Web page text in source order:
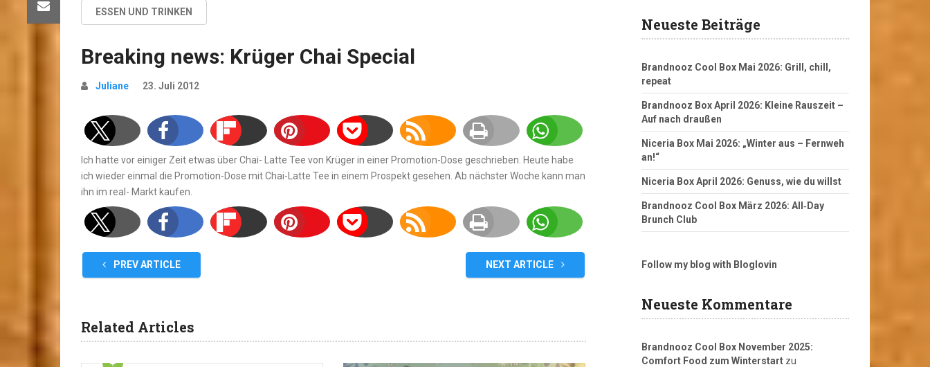
ESSEN UND TRINKEN
Breaking news: Krüger Chai Special
Juliane 23. Juli 2012
Ich hatte vor einiger Zeit etwas über Chai- Latte Tee von Krüger in einer Promotion-Dose geschrieben. Heute habe
ich wieder einmal die Promotion-Dose mit Chai-Latte Tee in einem Prospekt gesehen. Ab nächster Woche kann man
ihn im real- Markt kaufen.
PREV ARTICLE NEXT ARTICLE
Related Articles
Neueste Beiträge
Brandnooz Cool Box Mai 2026: Grill, chill,
repeat
Brandnooz Box April 2026: Kleine Rauszeit –
Auf nach draußen
Niceria Box Mai 2026: „Winter aus – Fernweh
an!“
Niceria Box April 2026: Genuss, wie du willst
Brandnooz Cool Box März 2026: All‑Day
Brunch Club
Follow my blog with Bloglovin
Neueste Kommentare
Brandnooz Cool Box November 2025:
Comfort Food zum Winterstart zu